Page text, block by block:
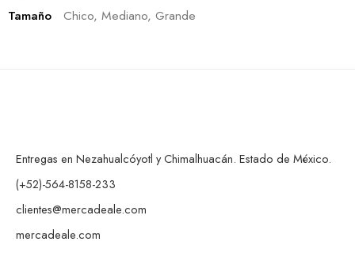
Tamaño Chico, Mediano, Grande
Entregas en Nezahualcóyotl y Chimalhuacán. Estado de México.
(+52)-564-8158-233
clientes@mercadeale.com
mercadeale.com